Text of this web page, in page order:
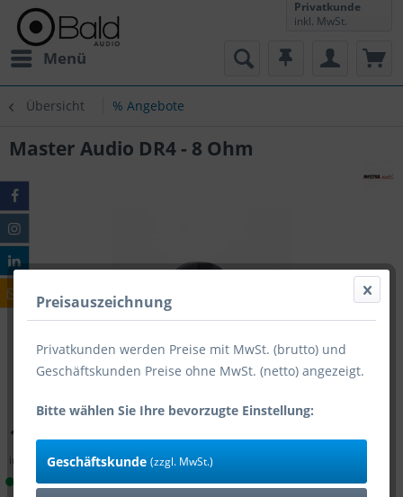
Menü
Privatkunde
inkl. MwSt.
Übersicht % Angebote
Master Audio DR4 - 8 Ohm
13,09 € *
inkl. MwSt.zzgl. Versandkosten
Lieferzeit 1-4 Tage (Bestand: 11)
Preisauszeichnung
Privatkunden werden Preise mit MwSt. (brutto) und
Geschäftskunden Preise ohne MwSt. (netto) angezeigt.
Bitte wählen Sie Ihre bevorzugte Einstellung:
Geschäftskunde (zzgl. MwSt.)